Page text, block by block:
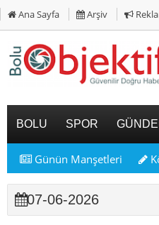
Ana Sayfa Arşiv
BOLU SPOR
Günün Manşetleri
07-06-2026